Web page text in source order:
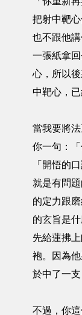
把射中靶
也不跟他
一張紙拿
心，所以
中靶心，已
當我要將
你一句：
「開悟的
就是有問
的定力跟
的玄旨是
先給蓮拂
袍。因為
於中了一支
不過，你